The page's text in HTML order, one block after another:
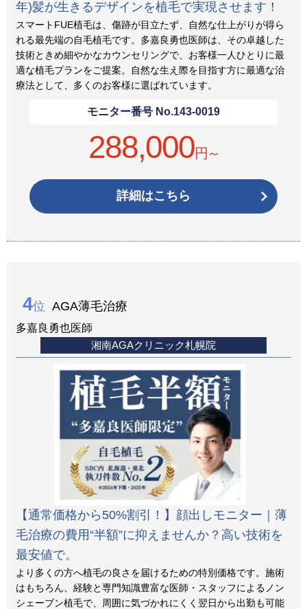
年)髪が生きるデザインを植毛で実現させます！
スマートFUE植毛は、傷跡が目立たず、自然な仕上がりが得ら
れる最先端の自毛植毛です。多嘉良勇也医師は、その卓越した
技術ときめ細やかなカウンセリングで、お客様一人ひとりに最
適な植毛プランをご提案。自然な生え際を目指す方に最適な治
療法として、多くのお客様に選ばれています。
モニター番号 No.143-0019
288,000円～
詳細はこちら
4位 AGA薄毛治療
多嘉良勇也医師
湘南AGAクリニック札幌院
【通常価格から50%割引！】顔出しモニター｜薄
毛治療の費用“半額”に抑えませんか？高い技術を
最安値で。
より多くの方へ植毛の良さを届けるための特別価格です。施術
はもちろん、経験と専門知識豊富な医師・スタッフによるノン
シェーブン植毛で、周囲に気づかれにくく翌日から出勤も可能